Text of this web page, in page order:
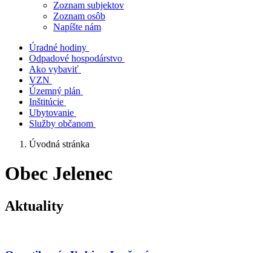
Zoznam subjektov
Zoznam osôb
Napíšte nám
Úradné hodiny
Odpadové hospodárstvo
Ako vybaviť
VZN
Územný plán
Inštitúcie
Ubytovanie
Služby občanom
Úvodná stránka
Obec Jelenec
Aktuality